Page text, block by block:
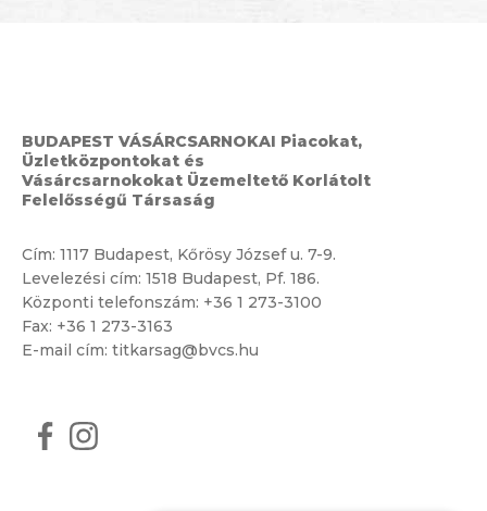
BUDAPEST VÁSÁRCSARNOKAI Piacokat,
Üzletközpontokat és
Vásárcsarnokokat Üzemeltető Korlátolt
Felelősségű Társaság
Cím: 1117 Budapest, Kőrösy József u. 7-9.
Levelezési cím: 1518 Budapest, Pf. 186.
Központi telefonszám: +36 1 273-3100
Fax: +36 1 273-3163
E-mail cím: titkarsag@bvcs.hu